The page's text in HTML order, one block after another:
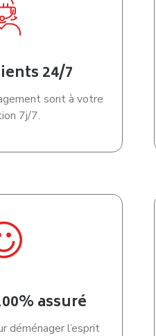
24/7
sont à votre
7j/7.
assuré
déménager l’esprit